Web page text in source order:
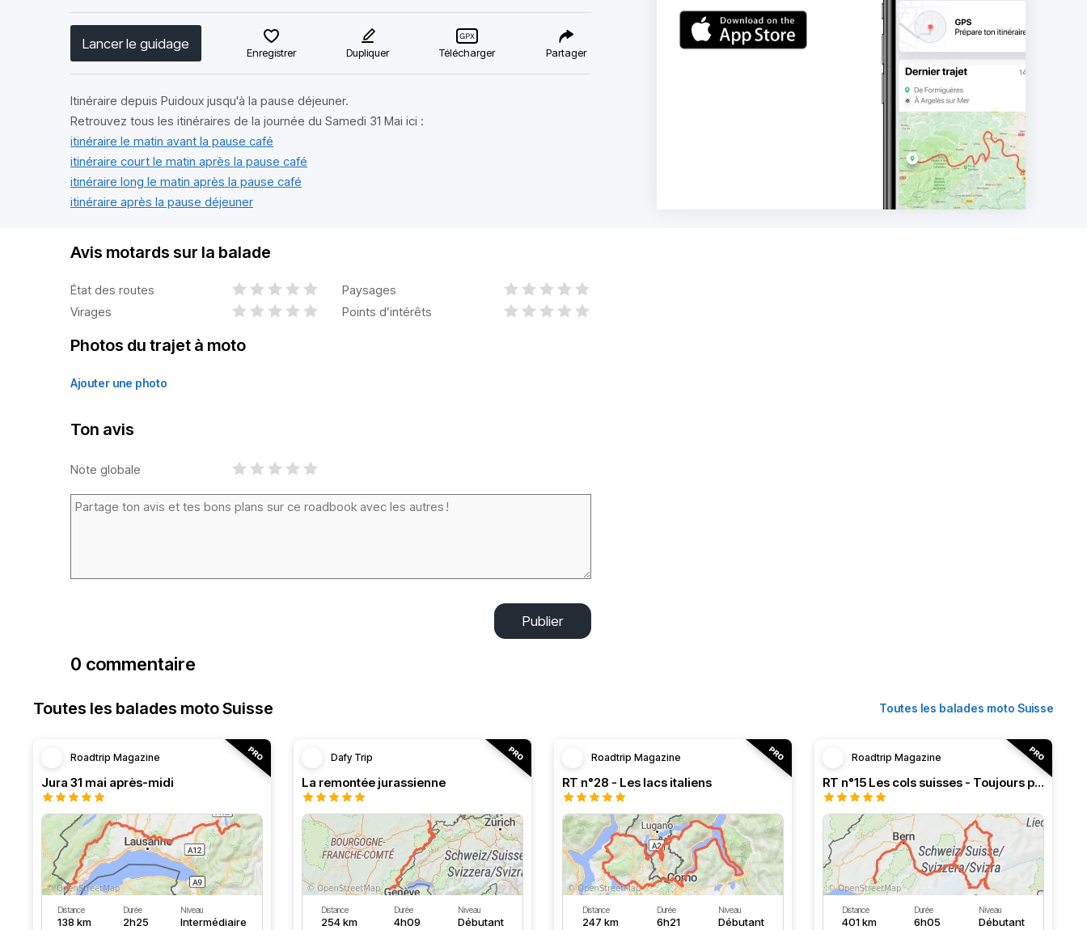
Lancer le guidage
Enregistrer Dupliquer Télécharger Partager
Itinéraire depuis Puidoux jusqu'à la pause déjeuner.
Retrouvez tous les itinéraires de la journée du Samedi 31 Mai ici :
itinéraire le matin avant la pause café
itinéraire court le matin après la pause café
itinéraire long le matin après la pause café
itinéraire après la pause déjeuner
Avis motards sur la balade
État des routes
Paysages
Virages
Points d’intérêts
Photos du trajet à moto
Ajouter une photo
Ton avis
Note globale
Publier
0 commentaire
Toutes les balades moto Suisse Toutes les balades moto Suisse
Roadtrip Magazine
Jura 31 mai après-midi
Distance
138 km
Durée
2h25
Niveau
Intermédiaire
Dafy Trip
La remontée jurassienne
Distance
254 km
Durée
4h09
Niveau
Débutant
Roadtrip Magazine
RT n°28 - Les lacs italiens
Distance
247 km
Durée
6h21
Niveau
Débutant
Roadtrip Magazine
RT n°15 Les cols suisses - Toujours plus haut !
Distance
401 km
Durée
6h05
Niveau
Débutant